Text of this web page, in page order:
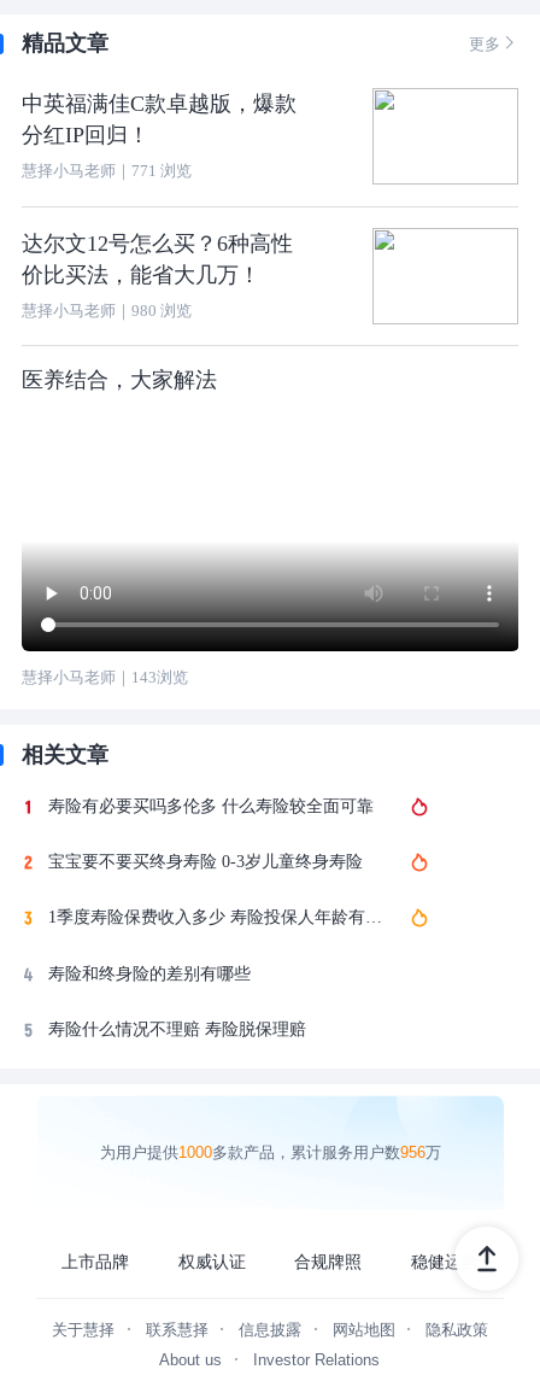
精品文章 更多 
中英福满佳C款卓越版，爆款
分红IP回归！
慧择小马老师｜ 771 浏览
达尔文12号怎么买？6种高性
价比买法，能省大几万！
慧择小马老师｜ 980 浏览
医养结合，大家解法
慧择小马老师｜ 143浏览
相关文章
寿险有必要买吗多伦多 什么寿险较全面可靠
宝宝要不要买终身寿险 0-3岁儿童终身寿险
1季度寿险保费收入多少 寿险投保人年龄有要求吗
寿险和终身险的差别有哪些
寿险什么情况不理赔 寿险脱保理赔
为用户提供1000多款产品，累计服务用户数956万
上市品牌 权威认证 合规牌照 稳健运营
关于慧择 联系慧择 信息披露 网站地图
隐私政策
About us
Investor Relations